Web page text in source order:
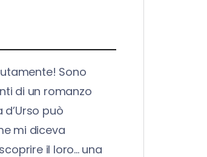
Sono
di un romanzo
può
mi diceva
il loro... una